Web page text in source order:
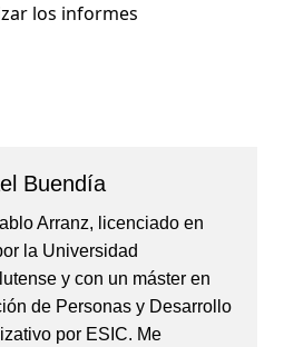
los informes
Buendía
Arranz, licenciado en
la Universidad
y con un máster en
de Personas y Desarrollo
por ESIC. Me